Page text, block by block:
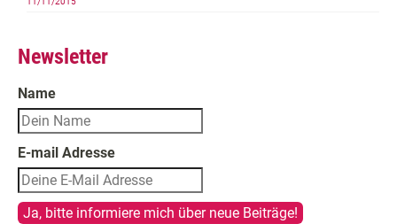
Newsletter
Name
E-mail Adresse